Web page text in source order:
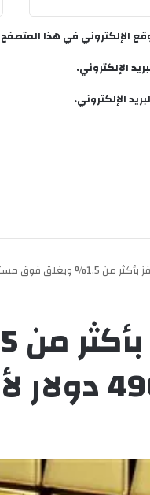
الإلكتروني في هذا
الإلكتروني.
الإلكتروني.